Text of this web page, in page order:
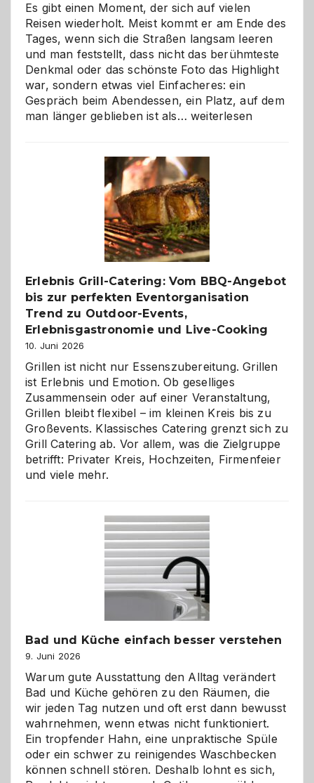
Es gibt einen Moment, der sich auf vielen
Reisen wiederholt. Meist kommt er am Ende des
Tages, wenn sich die Straßen langsam leeren
und man feststellt, dass nicht das berühmteste
Denkmal oder das schönste Foto das Highlight
war, sondern etwas viel Einfacheres: ein
Gespräch beim Abendessen, ein Platz, auf dem
man länger geblieben ist als… Als
–
die
Gelegenheit,
neue
Reiseziele
zu
entdecken
weiterlesen
Erlebnis Grill-Catering: Vom BBQ-Angebot
bis zur perfekten Eventorganisation
Trend zu Outdoor-Events,
Erlebnisgastronomie und Live-Cooking
10. Juni 2026
Grillen ist nicht nur Essenszubereitung. Grillen
ist Erlebnis und Emotion. Ob geselliges
Zusammensein oder auf einer Veranstaltung,
Grillen bleibt flexibel – im kleinen Kreis bis zu
Großevents. Klassisches Catering grenzt sich zu
Grill Catering ab. Vor allem, was die Zielgruppe
betrifft: Privater Kreis, Hochzeiten, Firmenfeier
und viele mehr.
Bad und Küche einfach besser verstehen
9. Juni 2026
Warum gute Ausstattung den Alltag verändert
Bad und Küche gehören zu den Räumen, die
wir jeden Tag nutzen und oft erst dann bewusst
wahrnehmen, wenn etwas nicht funktioniert.
Ein tropfender Hahn, eine unpraktische Spüle
oder ein schwer zu reinigendes Waschbecken
können schnell stören. Deshalb lohnt es sich,